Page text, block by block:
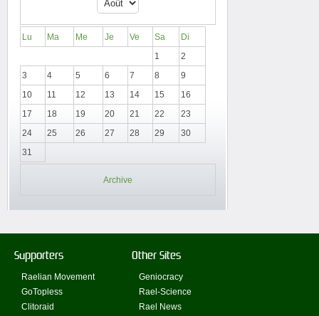
Lu Ma Me Je Ve Sa
Di
1
2
3
4 5 6 7 8
9
10
11 12 13 14 15
16
17
18 19 20 21 22
23
24
25 26 27 28 29
30
31
Archive
Supporters
Raelian Movement
GoTopless
Clitoraid
Other Sites
Geniocracy
Rael-Science
Rael News